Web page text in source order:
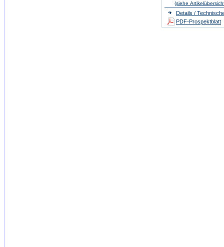
(siehe
Details /
PDF-Prospektblatt